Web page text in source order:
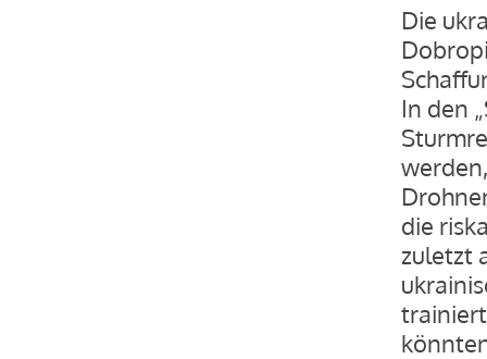
Die
In den
die
zuletzt